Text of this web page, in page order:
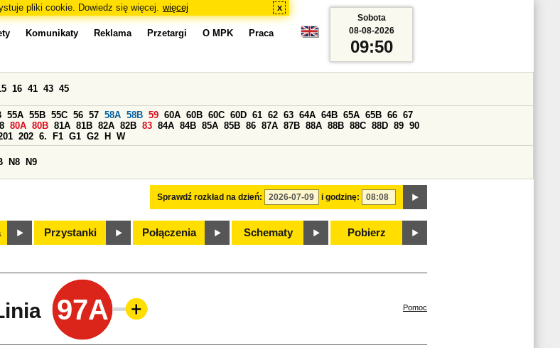
pliki cookie. Dowiedz się więcej. więcej x
Komunikaty Reklama Przetargi O MPK Praca
Sprawdź rozkład na dzień: i godzinę:
16 41 43 45
55A 55B 55C 56 57 58A 58B 59 60A 60B 60C 60D 61 62 63 64A 64B 65A 65B 66 67
80A 80B 81A 81B 82A 82B 83 84A 84B 85A 85B 86 87A 87B 88A 88B 88C 88D 89 90
202 6. F1 G1 G2 H W
N8 N9
Przystanki Połączenia Schematy Pobierz
Sobota
08-08-2026
09:50
97A Pomoc